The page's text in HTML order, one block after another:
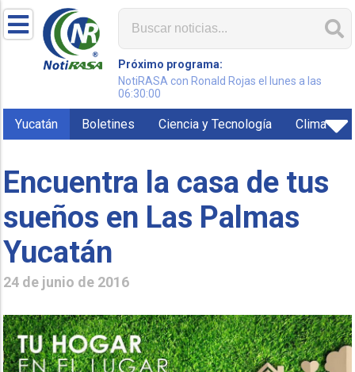
Próximo programa:
NotiRASA con Ronald Rojas el lunes a las
06:30:00
Yucatán Boletines Ciencia y Tecnología Clima
Encuentra la casa de tus
sueños en Las Palmas
Yucatán
24 de junio de 2016